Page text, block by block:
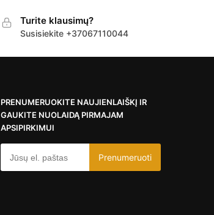
Turite klausimų?
Susisiekite +37067110044
PRENUMERUOKITE NAUJIENLAIŠKĮ IR
GAUKITE NUOLAIDĄ PIRMAJAM
APSIPIRKIMUI